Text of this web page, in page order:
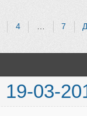
4 … 7
19-03-